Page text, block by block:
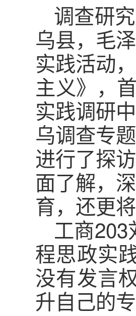
调查研
乌县，毛
实践活动
主义》，
实践调研
乌调查专
进行了探
面了解，
育，还更
工商203
程思政实
没有发言
升自己的